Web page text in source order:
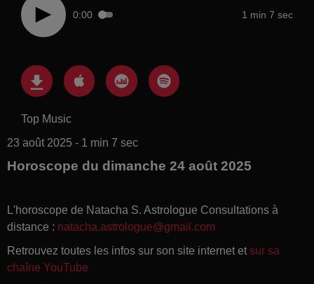
0:00 1 min 7 sec
Top Music
23 août 2025 - 1 min 7 sec
Horoscope du dimanche 24 août 2025
L'horoscope de Natacha S. Astrologue Consultations à
distance : natacha.astrologue@gmail.com
Retrouvez toutes les infos sur son site internet et sur sa
chaîne YouTube